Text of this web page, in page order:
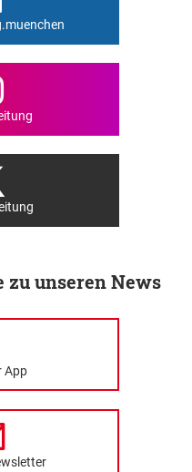
zu unseren News
App